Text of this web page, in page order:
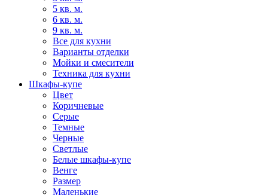
5 кв. м.
6 кв. м.
9 кв. м.
Все для кухни
Варианты отделки
Мойки и смесители
Техника для кухни
Шкафы-купе
Цвет
Коричневые
Серые
Темные
Черные
Светлые
Белые шкафы-купе
Венге
Размер
Маленькие